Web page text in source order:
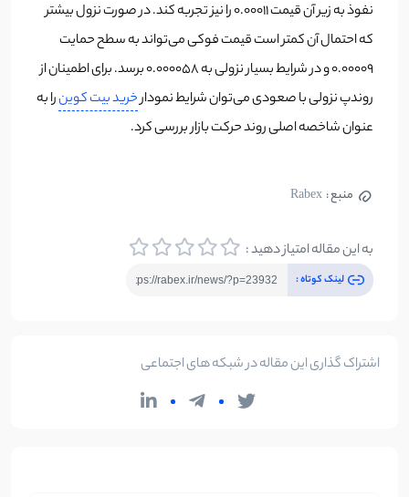
نفوذ به زیر آن قیمت 0.00011 را نیز تجربه کند. در صورت نزول بیشتر
که احتمال آن کمتر است قیمت فوکی می‌تواند به سطح حمایت
0.00009 و در شرایط بسیار نزولی به 0.000058 برسد. برای اطمینان از
روندپ نزولی با صعودی می‌توان شرایط نمودارخرید بیت کوینرا به
عنوان شاخصه اصلی روند حرکت بازار بررسی کرد.
منبع : Rabex
به این مقاله امتیاز دهید :
لینک کوتاه :
اشتراک گذاری این مقاله در شبکه های اجتماعی